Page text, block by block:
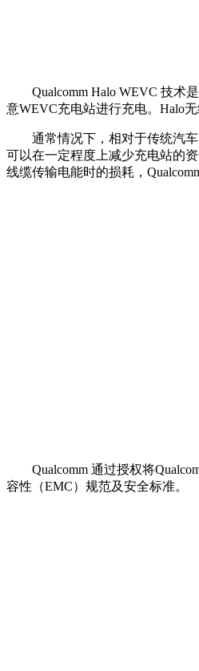
Qualcomm Halo WEVC 技
意WEVC充电站进行充电。Halo
通常情况下，相对于传统汽
可以在一定程度上减少充电站的
线缆传输电能时的损耗，
Qualcomm 通过授权将
容性（EMC）规范及安全标准。